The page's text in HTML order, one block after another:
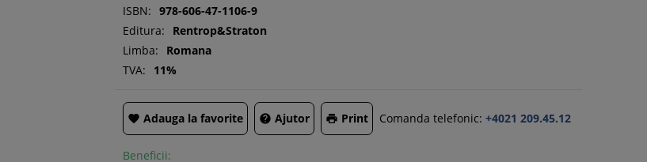
ISBN: 978-606-47-1106-9
Editura:
Rentrop&Straton
Limba:
Romana
TVA:
11%
 Adauga la favorite  Ajutor  Print Comanda telefonic: +4021 209.45.12
Beneficii: